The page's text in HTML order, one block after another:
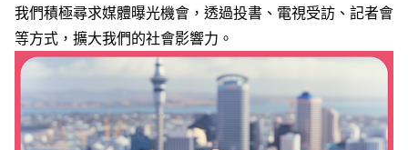
我們積極尋求媒體曝光機會，透過投書、電視受訪、記者會
等方式，擴大我們的社會影響力。